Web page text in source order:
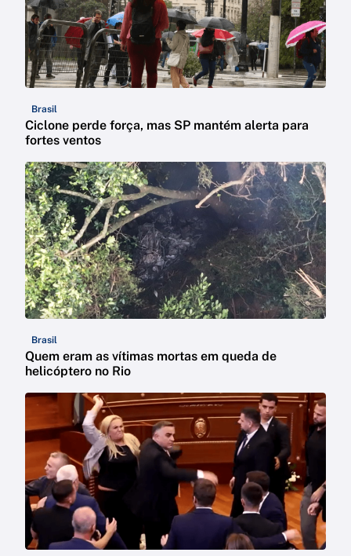
Brasil
Ciclone perde força, mas SP mantém alerta para
fortes ventos
Brasil
Quem eram as vítimas mortas em queda de
helicóptero no Rio